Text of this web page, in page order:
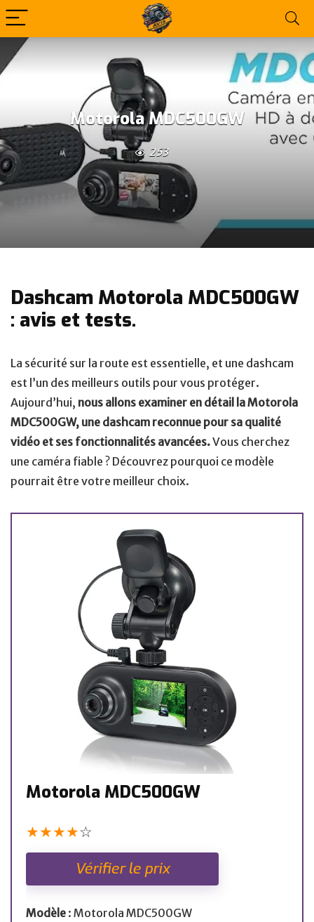
Motorola MDC500GW
253
Dashcam Motorola MDC500GW
: avis et tests.
La sécurité sur la route est essentielle, et une dashcam
est l’un des meilleurs outils pour vous protéger.
Aujourd’hui, nous allons examiner en détail la Motorola
MDC500GW, une dashcam reconnue pour sa qualité
vidéo et ses fonctionnalités avancées.Vous cherchez
une caméra fiable ? Découvrez pourquoi ce modèle
pourrait être votre meilleur choix.
Motorola MDC500GW
★★★★☆
Vérifier le prix
Modèle : Motorola MDC500GW